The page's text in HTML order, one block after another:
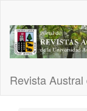
Contenido
principal
Barra
Revista